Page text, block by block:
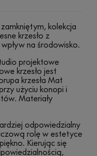
kolekcja
krzesło z
na środowisko.
projektowe
krzesło jest
krzesła Mat
użyciu konopi i
Materiały
odpowiedzialny
rolę w estetyce
Kierując się